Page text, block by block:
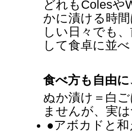
どれも Colesや
かに漬ける時
しい日々でも
して食卓に並
食べ方も自由
ぬか漬け＝白
ませんが、実
●アボカドと